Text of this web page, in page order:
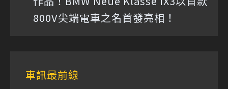
800V尖端電車之名首發亮相！
車訊最前線